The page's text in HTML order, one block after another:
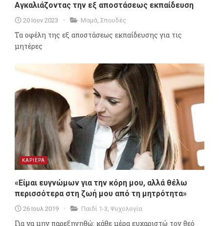
Αγκαλιάζοντας την εξ αποστάσεως εκπαίδευση
20 Ιουν 2023 Μαμά, Σπουδές
Τα οφέλη της εξ αποστάσεως εκπαίδευσης για τις
μητέρες
ΚΑΡΙΕΡΑ
«Είμαι ευγνώμων για την κόρη μου, αλλά θέλω
περισσότερα στη ζωή μου από τη μητρότητα»
26 Ιουλ 2019 Παιδί 1-3, Ψυχολογία
Για να μην παρεξηγηθώ: κάθε μέρα ευχαριστώ τον θεό